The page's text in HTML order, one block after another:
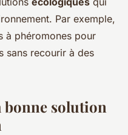
Par exemple,
à phéromones pour
sans recourir à des
solution